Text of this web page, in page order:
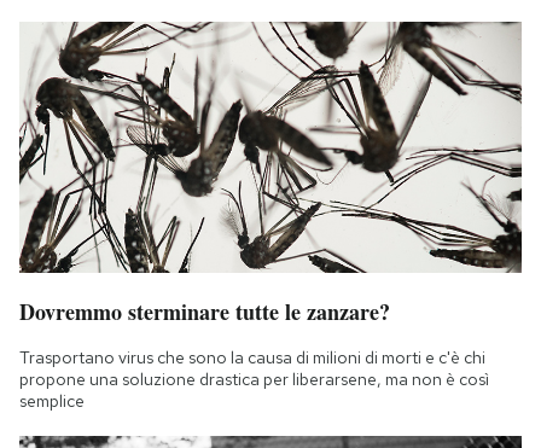
Dovremmo sterminare tutte le zanzare?
Trasportano virus che sono la causa di milioni di morti e c'è chi
propone una soluzione drastica per liberarsene, ma non è così
semplice